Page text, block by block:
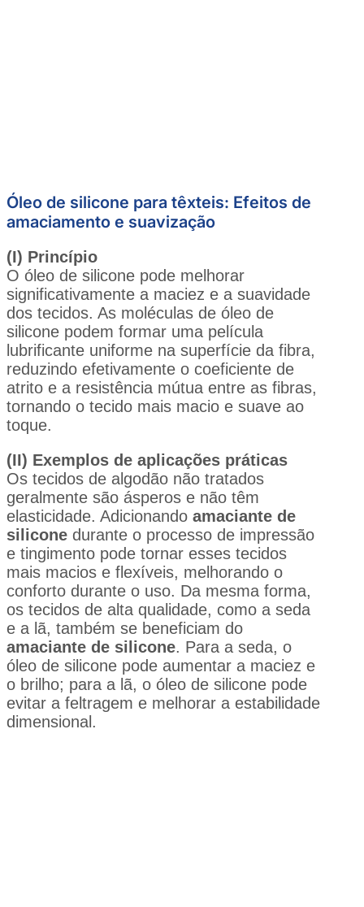
Óleo de silicone para têxteis: Efeitos de
amaciamento e suavização
(I) Princípio
O óleo de silicone pode melhorar
significativamente a maciez e a suavidade
dos tecidos. As moléculas de óleo de
silicone podem formar uma película
lubrificante uniforme na superfície da fibra,
reduzindo efetivamente o coeficiente de
atrito e a resistência mútua entre as fibras,
tornando o tecido mais macio e suave ao
toque.
(II) Exemplos de aplicações práticas
Os tecidos de algodão não tratados
geralmente são ásperos e não têm
elasticidade. Adicionando amaciante de
silicone durante o processo de impressão
e tingimento pode tornar esses tecidos
mais macios e flexíveis, melhorando o
conforto durante o uso. Da mesma forma,
os tecidos de alta qualidade, como a seda
e a lã, também se beneficiam do
amaciante de silicone. Para a seda, o
óleo de silicone pode aumentar a maciez e
o brilho; para a lã, o óleo de silicone pode
evitar a feltragem e melhorar a estabilidade
dimensional.